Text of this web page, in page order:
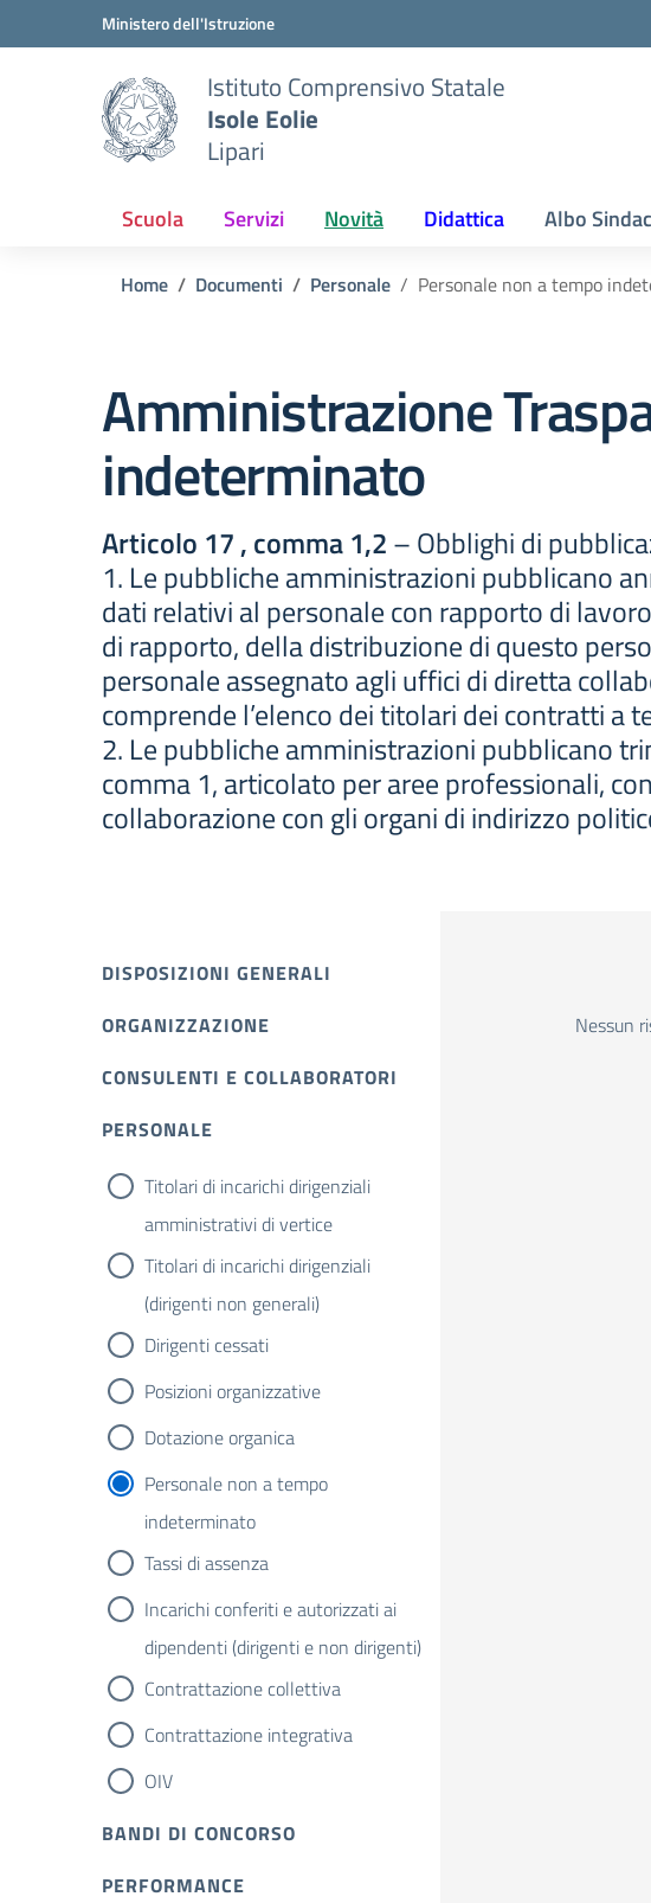
Vai ai contenuti
Vai al menu di navigazione
Ministero dell'Istruzione
Istituto Comprensivo Statale
Isole Eolie
Lipari
Scuola Servizi Novità Didattica Albo
Home Documenti Personale Personale non a tempo
Amministrazione
indeterminato
Articolo 17 , comma 1,2– Obblighi di
1. Le pubbliche amministrazioni pubblicano
dati relativi al personale con rapporto di
di rapporto, della distribuzione di questo
personale assegnato agli uffici di diretta
comprende l’elenco dei titolari dei contratti a
2. Le pubbliche amministrazioni pubblicano
comma 1, articolato per aree professionali,
collaborazione con gli organi di indirizzo
DISPOSIZIONI GENERALI
ORGANIZZAZIONE
CONSULENTI E COLLABORATORI
PERSONALE
Titolari di incarichi dirigenziali
amministrativi di vertice
Titolari di incarichi dirigenziali
(dirigenti non generali)
Dirigenti cessati
Posizioni organizzative
Dotazione organica
Personale non a tempo
indeterminato
Tassi di assenza
Incarichi conferiti e autorizzati ai
dipendenti (dirigenti e non dirigenti)
Contrattazione collettiva
Contrattazione integrativa
OIV
BANDI DI CONCORSO
PERFORMANCE
Nessun